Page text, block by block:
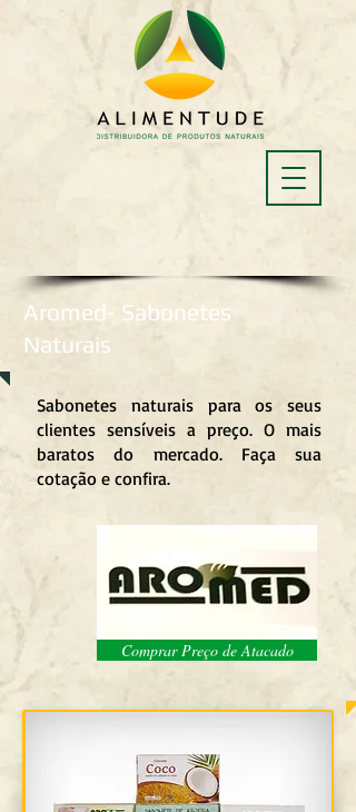
Aromed- Sabonetes
Naturais
Sabonetes naturais para os seus
clientes sensíveis a preço. O mais
baratos do mercado. Faça sua
cotação e confira.
Comprar Preço de Atacado